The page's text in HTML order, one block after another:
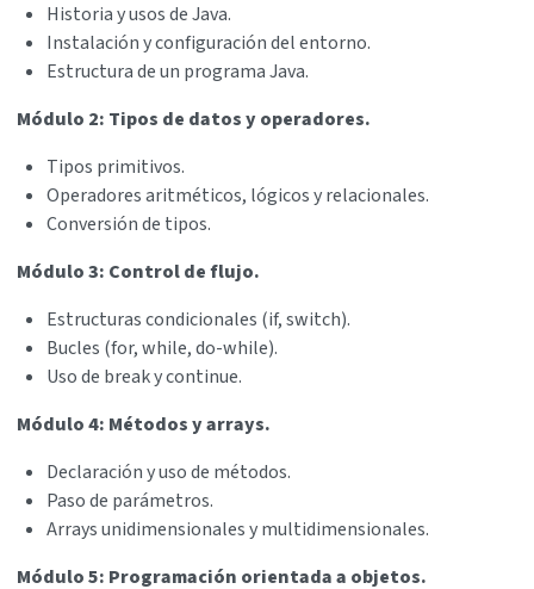
Historia y usos de Java.
Instalación y configuración del entorno.
Estructura de un programa Java.
Módulo 2: Tipos de datos y operadores.
Tipos primitivos.
Operadores aritméticos, lógicos y relacionales.
Conversión de tipos.
Módulo 3: Control de flujo.
Estructuras condicionales (if, switch).
Bucles (for, while, do-while).
Uso de break y continue.
Módulo 4: Métodos y arrays.
Declaración y uso de métodos.
Paso de parámetros.
Arrays unidimensionales y multidimensionales.
Módulo 5: Programación orientada a objetos.